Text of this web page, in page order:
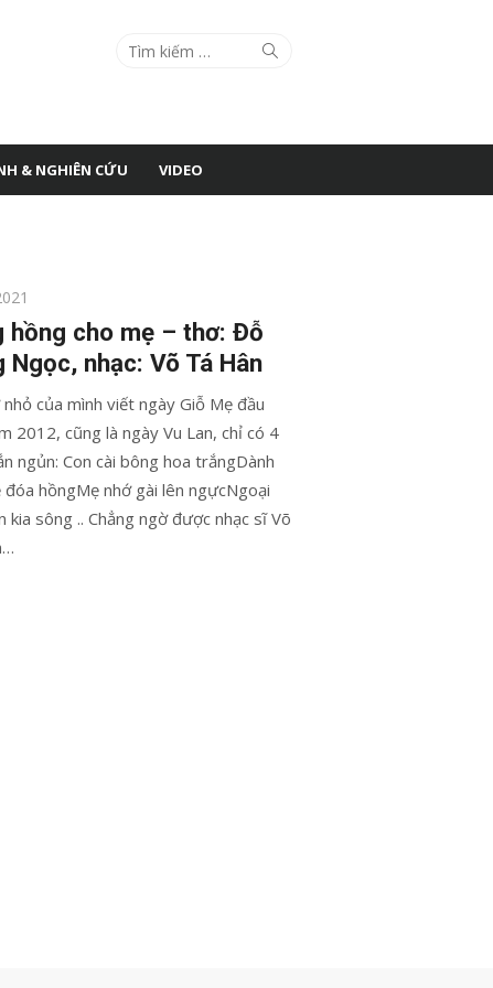
Search
Search
& NGHIÊN CỨU VIDEO
hồng cho mẹ – thơ: Đỗ
Ngọc, nhạc: Võ Tá Hân
của mình viết ngày Giỗ Mẹ đầu
2012, cũng là ngày Vu Lan, chỉ có 4
ngủn: Con cài bông hoa trắngDành
đóa hồngMẹ nhớ gài lên ngựcNgoại
kia sông .. Chẳng ngờ được nhạc sĩ Võ